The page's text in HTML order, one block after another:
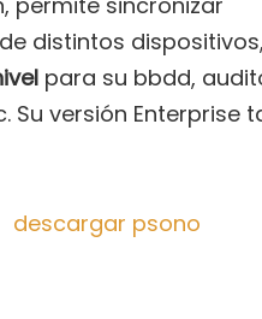
distintos dispositivos,
para su bbdd,
Su versión Enterprise
descargar psono